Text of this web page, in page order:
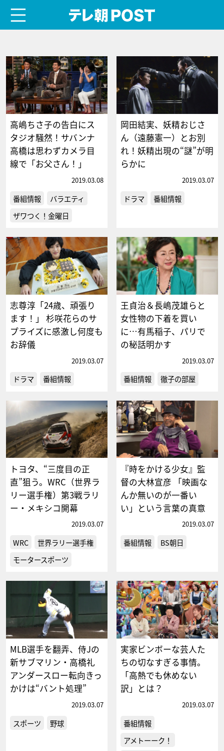
高嶋ちさ子の告白にス
タジオ騒然！サバンナ
高橋は思わずカメラ目
線で「お父さん！」
2019.03.08
番組情報
バラエティ
ザワつく！金曜日
岡田結実、妖精おじさ
ん（遠藤憲一）とお別
れ！妖精出現の“謎”が明
らかに
2019.03.07
ドラマ 番組情報
志尊淳「24歳、頑張り
ます！」 杉咲花らのサ
プライズに感激し何度も
お辞儀
2019.03.07
ドラマ 番組情報
王貞治＆長嶋茂雄らと
女性物の下着を買い
に…有馬稲子、パリで
の秘話明かす
2019.03.07
番組情報 徹子の部屋
トヨタ、“三度目の正
直”狙う。WRC（世界ラ
リー選手権）第3戦ラリ
ー・メキシコ開幕
2019.03.07
WRC
世界ラリー選手権
モータースポーツ
『時をかける少女』監
督の大林宣彦 「映画な
んか無いのが一番い
い」という言葉の真意
2019.03.07
番組情報 BS朝日
MLB選手を翻弄、侍Jの
新サブマリン・高橋礼
アンダースロー転向きっ
かけは“バント処理”
2019.03.07
スポーツ 野球
実家ビンボーな芸人た
ちの切なすぎる事情。
「高熱でも休めない
訳」とは？
2019.03.07
番組情報
アメトーーク！